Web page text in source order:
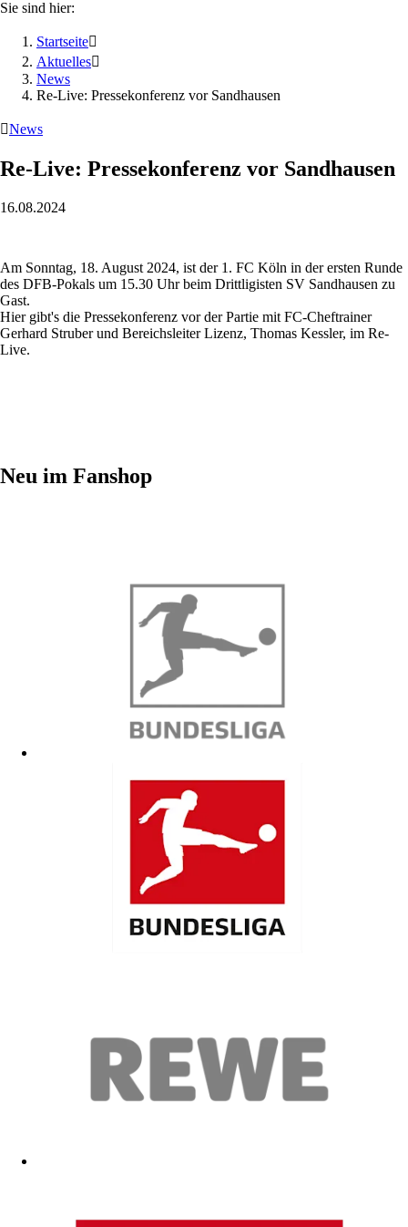
Sie sind hier:
Startseite
Aktuelles
News
Re-Live: Pressekonferenz vor Sandhausen
News
Re-Live: Pressekonferenz vor Sandhausen
16.08.2024
Am Sonntag, 18. August 2024, ist der 1. FC Köln in der ersten Runde
des DFB-Pokals um 15.30 Uhr beim Drittligisten SV Sandhausen zu
Gast.
Hier gibt's die Pressekonferenz vor der Partie mit FC-Cheftrainer
Gerhard Struber und Bereichsleiter Lizenz, Thomas Kessler, im Re-
Live.
Neu im Fanshop